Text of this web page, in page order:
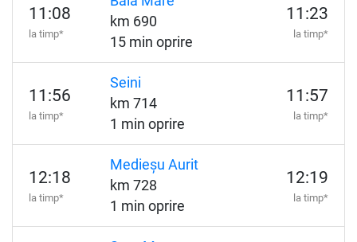
11:08
la timp*
km 690
15 min oprire
11:23
la timp*
11:56
la timp*
Seini
km 714
1 min oprire
11:57
la timp*
12:18
la timp*
Medieșu Aurit
km 728
1 min oprire
12:19
la timp*